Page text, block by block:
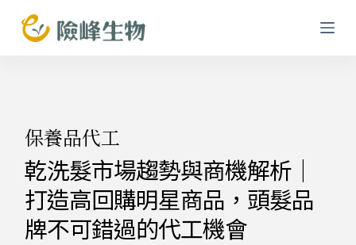
跳
至
保養品代工
乾洗髮市場趨勢與商機解析｜
打造高回購明星商品，頭髮品
牌不可錯過的代工機會